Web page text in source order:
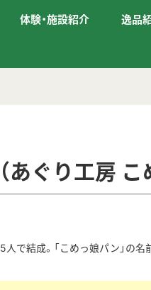
体験・施設紹介
逸品
ぐり工房 こ
で結成。「こめっ娘パン」の名